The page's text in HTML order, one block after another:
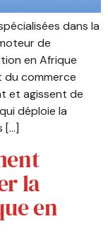
dans la
de
en Afrique
du commerce
et agissent de
déploie la
[…]
la
en